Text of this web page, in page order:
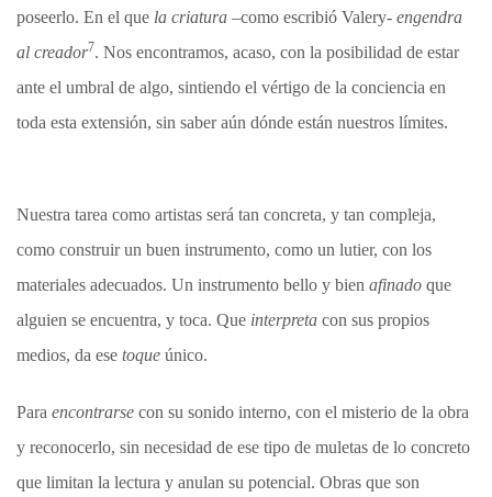
poseerlo. En el que la criatura –como escribió Valery- engendra
al creador7. Nos encontramos, acaso, con la posibilidad de estar
ante el umbral de algo, sintiendo el vértigo de la conciencia en
toda esta extensión, sin saber aún dónde están nuestros límites.
Nuestra tarea como artistas será tan concreta, y tan compleja,
como construir un buen instrumento, como un lutier, con los
materiales adecuados. Un instrumento bello y bien afinado que
alguien se encuentra, y toca. Que interpreta con sus propios
medios, da ese toque único.
Para encontrarse con su sonido interno, con el misterio de la obra
y reconocerlo, sin necesidad de ese tipo de muletas de lo concreto
que limitan la lectura y anulan su potencial. Obras que son